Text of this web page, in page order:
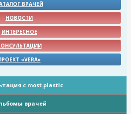
ВРАЧЕЙ
НОВОСТИ
ИНТЕРЕСНОЕ
«VERA»
с most.plastic
врачей